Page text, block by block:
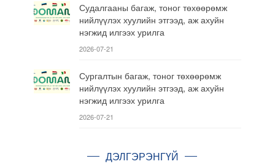
Судалгааны багаж, тоног төхөөрөмж
нийлүүлэх хуулийн этгээд, аж ахуйн
нэгжид илгээх урилга
2026-07-21
Сургалтын багаж, тоног төхөөрөмж
нийлүүлэх хуулийн этгээд, аж ахуйн
нэгжид илгээх урилга
2026-07-21
ДЭЛГЭРЭНГҮЙ